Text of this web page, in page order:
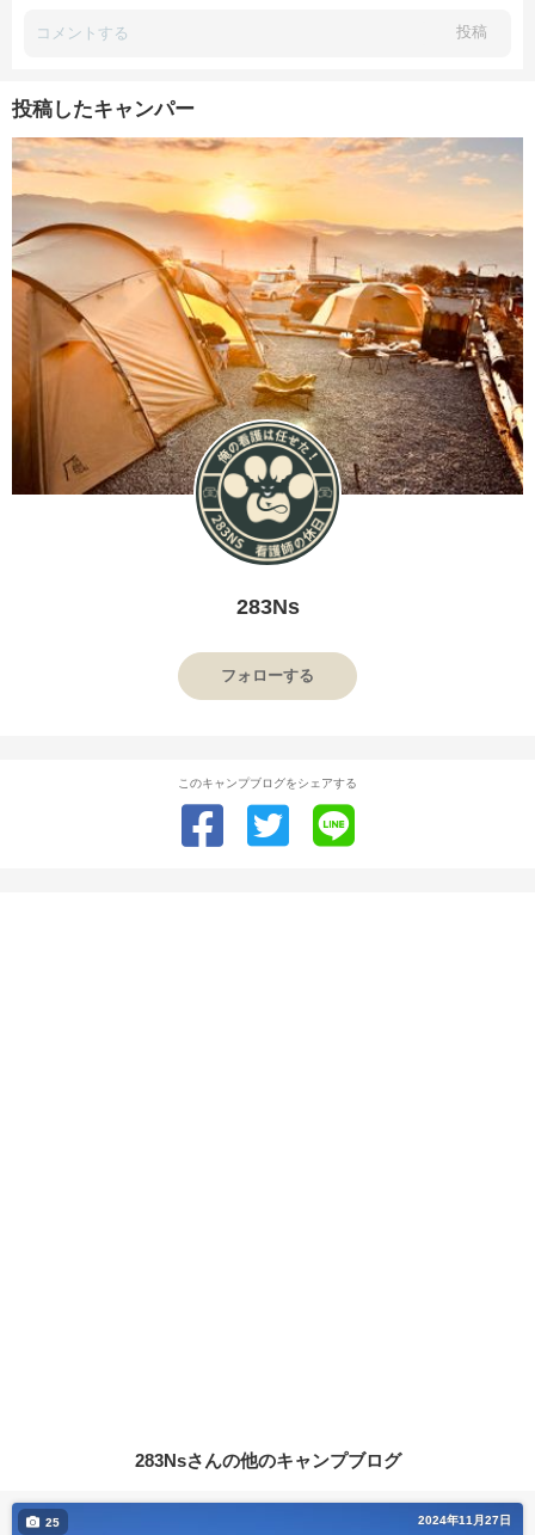
投稿
投稿したキャンパー
283Ns
フォローする
このキャンプブログをシェアする
283Nsさんの他のキャンプブログ
2024年11月27日
25